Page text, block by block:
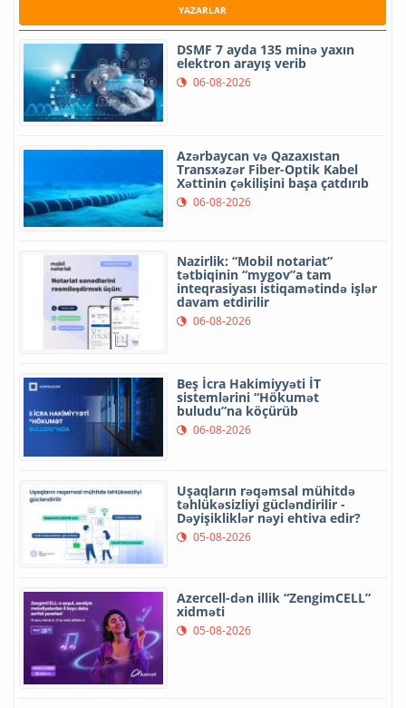
YAZARLAR
DSMF 7 ayda 135 minə yaxın
elektron arayış verib
06-08-2026
Azərbaycan və Qazaxıstan
Transxəzər Fiber-Optik Kabel
Xəttinin çəkilişini başa çatdırıb
06-08-2026
Nazirlik: “Mobil notariat”
tətbiqinin “mygov”a tam
inteqrasiyası istiqamətində işlər
davam etdirilir
06-08-2026
Beş İcra Hakimiyyəti İT
sistemlərini “Hökumət
buludu”na köçürüb
06-08-2026
Uşaqların rəqəmsal mühitdə
təhlükəsizliyi gücləndirilir -
Dəyişikliklər nəyi ehtiva edir?
05-08-2026
Azercell-dən illik “ZengimCELL”
xidməti
05-08-2026